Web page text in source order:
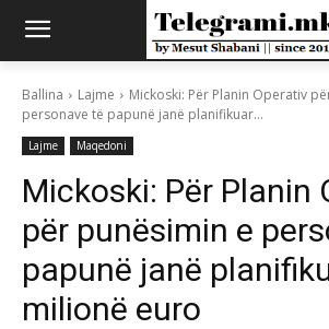
Ballina Lajme
Mickoski: Për Planin Operativ
personave të papunë janë planifikuar...
Lajme Maqedoni
Mickoski: Për Planin
për punësimin e
papunë janë
milionë euro